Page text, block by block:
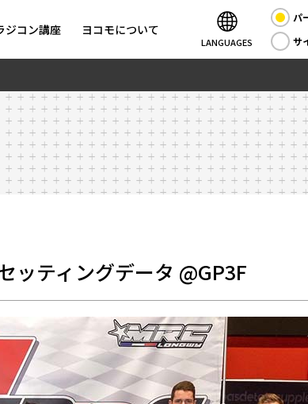
ジコン講座 ヨコモについて
LANGUAGES
パ
サ
ッティングデータ @GP3F